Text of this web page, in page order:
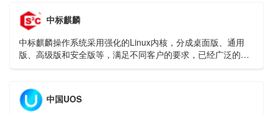
中标麒麟
中标麒麟操作系统采用强化的Linux内核，分成桌面版、通用
版、高级版和安全版等，满足不同客户的要求，已经广泛的使
中国UOS